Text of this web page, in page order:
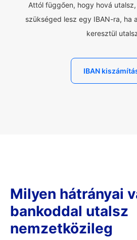
Attól függően, hogy hová
szükséged lesz egy IBAN-ra, ha
keresztül
IBAN
Milyen hátrányai
bankoddal utalsz
nemzetközileg